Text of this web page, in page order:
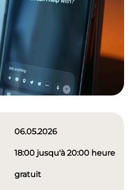
06.05.2026
18:00 jusqu'à 20:00 heure
gratuit